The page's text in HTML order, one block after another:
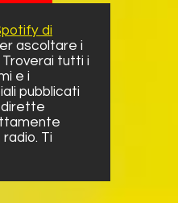
di
ascoltare i
tutti i
e i
pubblicati
dirette
Ti